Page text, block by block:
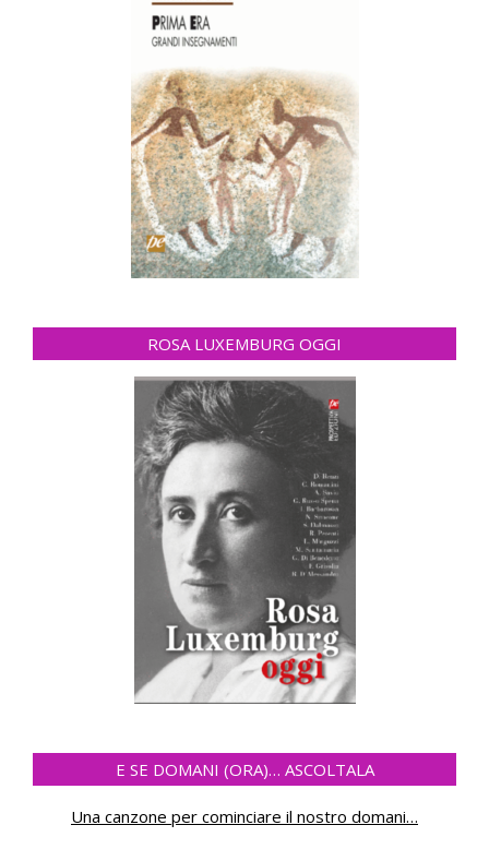
ROSA LUXEMBURG OGGI
E SE DOMANI (ORA)… ASCOLTALA
Una canzone per cominciare il nostro domani…